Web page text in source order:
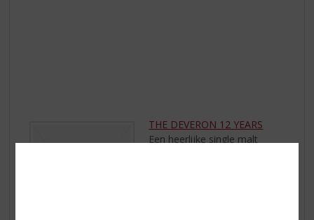
THE DEVERON 12 YEARS
Een heerlijke single malt